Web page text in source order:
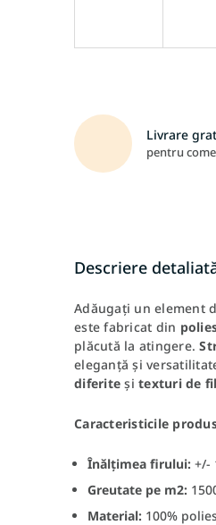
Livrare
pentru
Descriere
Adăugați un element
este fabricat din
plăcută la atingere.
eleganță și
diferite și texturi de
Caracteristicile
Înălțimea firului: +/-
Greutate pe m2:
Material: 100%